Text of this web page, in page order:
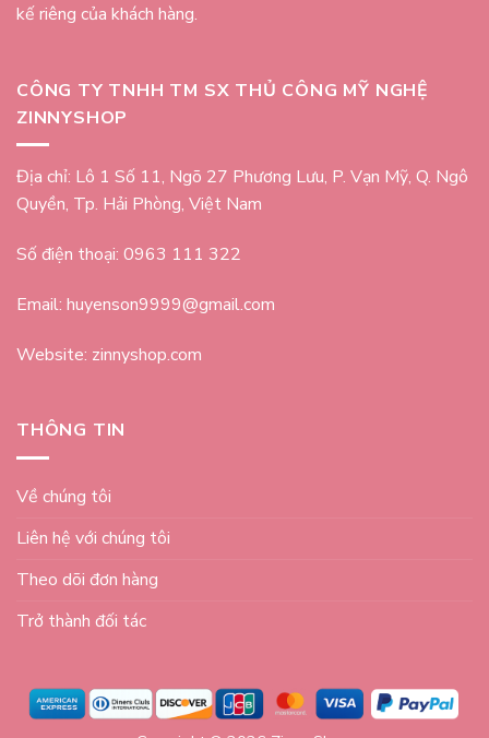
kế riêng của khách hàng.
CÔNG TY TNHH TM SX THỦ CÔNG MỸ NGHỆ
ZINNYSHOP
Địa chỉ: Lô 1 Số 11, Ngõ 27 Phương Lưu, P. Vạn Mỹ, Q. Ngô
Quyền, Tp. Hải Phòng, Việt Nam
Số điện thoại: 0963 111 322
Email: huyenson9999@gmail.com
Website: zinnyshop.com
THÔNG TIN
Về chúng tôi
Liên hệ với chúng tôi
Theo dõi đơn hàng
Trở thành đối tác